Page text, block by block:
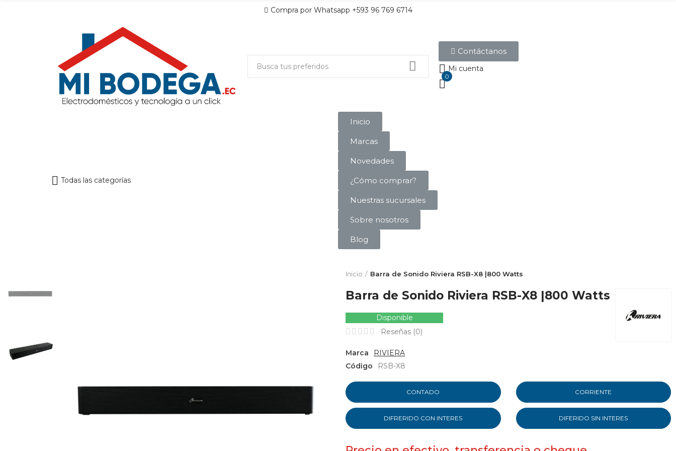
Compra por Whatsapp +593 96 769 6714
Contáctanos
Mi cuenta
0
Todas las categorías
Inicio
Marcas
Novedades
¿Cómo comprar?
Nuestras sucursales
Sobre nosotros
Blog
Inicio Barra de Sonido Riviera RSB-X8 |800 Watts
Barra de Sonido Riviera RSB-X8 |800 Watts
Disponible
Reseñas (0)
Marca
RIVIERA
Código
RSB-X8
CONTADO CORRIENTE
DIFRERIDO CON INTERES DIFERIDO SIN INTERES